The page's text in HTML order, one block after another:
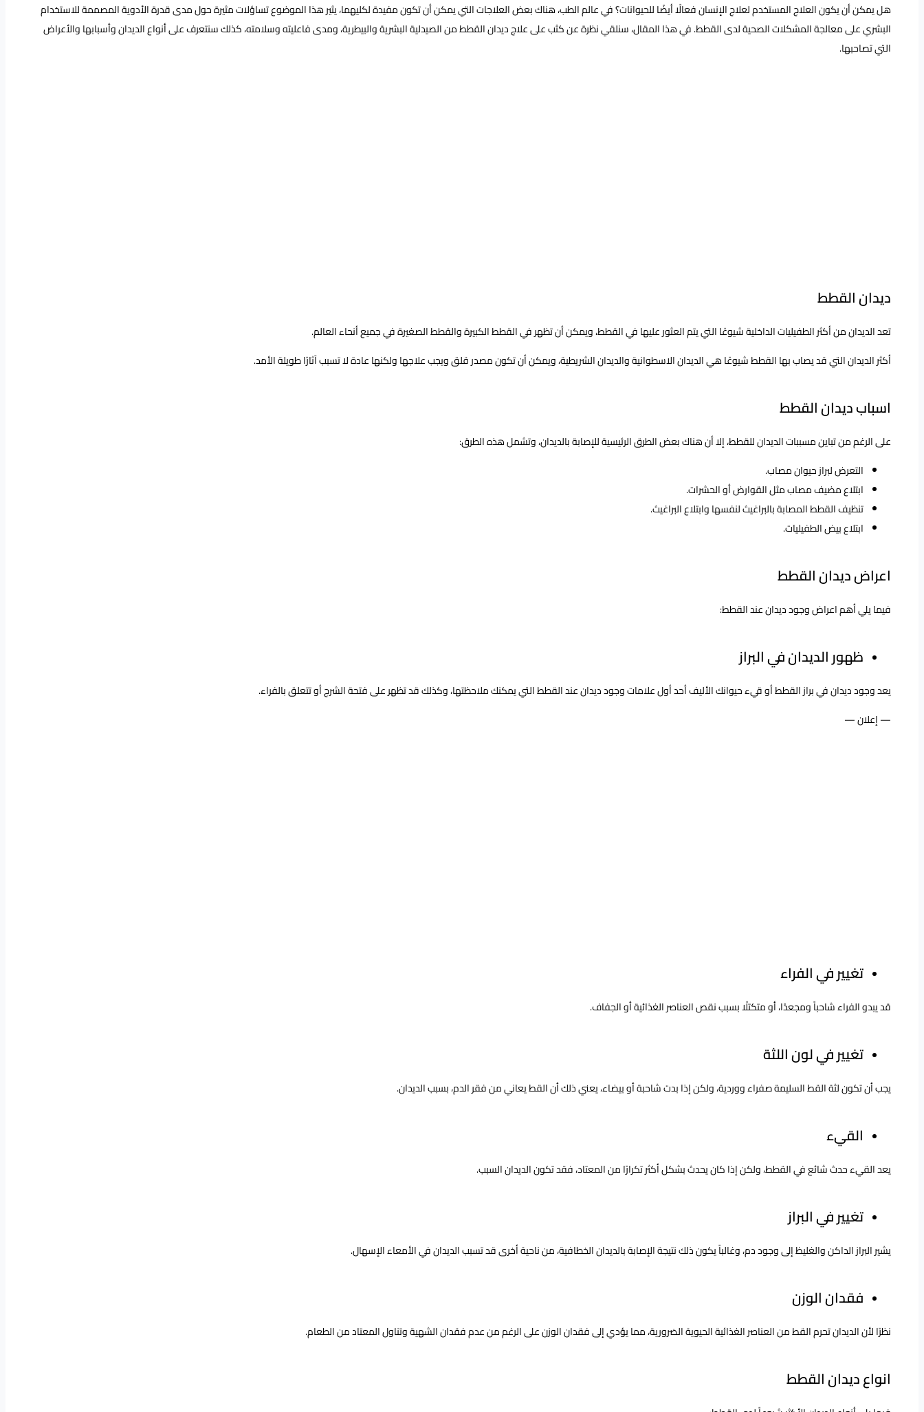
هل يمكن أن يكون العلاج المستخدم لعلاج الإنسان فعالًا أيضًا للحيوانات؟ في عالم الطب، هناك بعض العلاجات التي يمكن أن تكون مفيدة لكليهما، يثير هذا الموضوع تساؤلات مثيرة حول مدى قدرة الأدوية المصممة للاستخدام
البشري على معالجة المشكلات الصحية لدى القطط. في هذا المقال، سنلقي نظرة عن كثب على علاج ديدان القطط من الصيدلية البشرية والبيطرية، ومدى فاعليته وسلامته، كذلك سنتعرف على أنواع الديدان وأسبابها والأعراض
التي تصاحبها.
ديدان القطط
تعد الديدان من أكثر الطفيليات الداخلية شيوعًا التي يتم العثور عليها في القطط، ويمكن أن تظهر في القطط الكبيرة والقطط الصغيرة في جميع أنحاء العالم.
أكثر الديدان التي قد يصاب بها القطط شيوعًا هي الديدان الاسطوانية والديدان الشريطية، ويمكن أن تكون مصدر قلق ويجب علاجها ولكنها عادة لا تسبب آثارًا طويلة الأمد.
اسباب ديدان القطط
على الرغم من تباين مسببات الديدان للقطط، إلا أن هناك بعض الطرق الرئيسية للإصابة بالديدان، وتشمل هذه الطرق:
التعرض لبراز حيوان مصاب.
ابتلاع مضيف مصاب مثل القوارض أو الحشرات.
تنظيف القطط المصابة بالبراغيث لنفسها وابتلاع البراغيث.
ابتلاع بيض الطفيليات.
اعراض ديدان القطط
فيما يلي أهماعراض وجود ديدان عند القطط:
ظهور الديدان في البراز
يعد وجودديدان في براز القططأو قيء حيوانك الأليف أحد أولعلامات وجود ديدان عند القططالتي يمكنك ملاحظتها، وكذلك قد تظهر على فتحة الشرج أو تتعلق بالفراء.
— إعلان —
تغيير في الفراء
قد يبدو الفراء شاحباً ومجعدًا، أو متكتلًا بسبب نقص العناصر الغذائية أو الجفاف.
تغيير في لون اللثة
يجب أن تكون لثة القط السليمة صفراء ووردية، ولكن إذا بدت شاحبة أو بيضاء، يعني ذلك أن القط يعاني من فقر الدم، بسبب الديدان.
القيء
يعد القيء حدث شائع في القطط، ولكن إذا كان يحدث بشكل أكثر تكرارًا من المعتاد، فقد تكون الديدان السبب.
تغيير في البراز
يشير البراز الداكن والغليظ إلى وجود دم، وغالباً يكون ذلك نتيجة الإصابة بالديدان الخطافية، من ناحية أخرى قد تسبب الديدان في الأمعاء الإسهال.
فقدان الوزن
نظرًا لأن الديدان تحرم القط من العناصر الغذائية الحيوية الضرورية، مما يؤدي إلى فقدان الوزن على الرغم من عدم فقدان الشهية وتناول المعتاد من الطعام.
انواع ديدان القطط